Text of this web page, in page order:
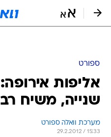
ספורט
אליפות אירופה:
שנייה, משיח
מערכת וואלה ספורט
29.2.2012 / 15:33